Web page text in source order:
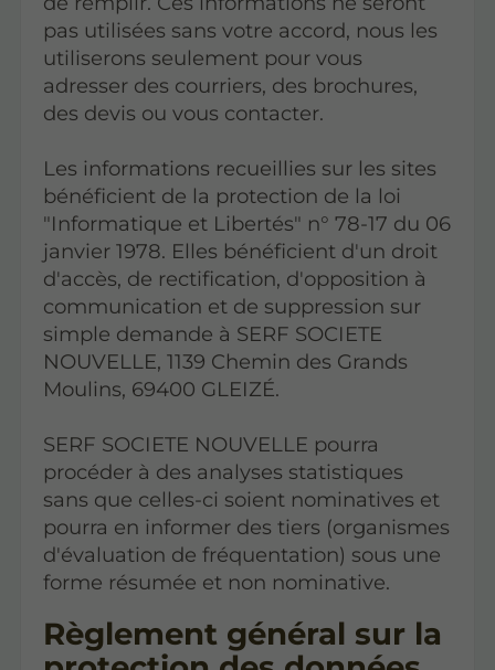
pas utilisées sans votre accord, nous les
utiliserons seulement pour vous
adresser des courriers, des brochures,
des devis ou vous contacter.
Les informations recueillies sur les sites
bénéficient de la protection de la loi
"Informatique et Libertés" n° 78-17 du 06
janvier 1978. Elles bénéficient d'un droit
d'accès, de rectification, d'opposition à
communication et de suppression sur
simple demande à SERF SOCIETE
NOUVELLE, 1139 Chemin des Grands
Moulins, 69400 GLEIZÉ.
SERF SOCIETE NOUVELLE pourra
procéder à des analyses statistiques
sans que celles-ci soient nominatives et
pourra en informer des tiers (organismes
d'évaluation de fréquentation) sous une
forme résumée et non nominative.
Règlement général sur la